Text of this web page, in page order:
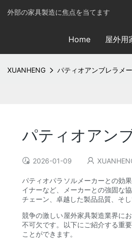
外部の家具製造に焦点を当てます
Home 屋外用
XUANHENG パティオアンブレラメ
パティオアン
2026-01-09
パティオパラソルメーカーとの効
イナーなど、メーカーとの強固な
チェーン、卓越した製品品質、そ
競争の激しい屋外家具製造業界に
不可欠です。以下にご紹介する重
ことができます。